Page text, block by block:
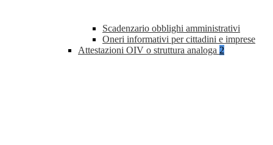
Scadenzario obblighi amministrativi
Oneri informativi per cittadini e imprese
Attestazioni OIV o struttura analoga 2